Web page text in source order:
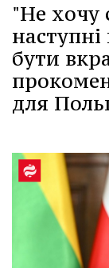
"Не хочу
бути
для